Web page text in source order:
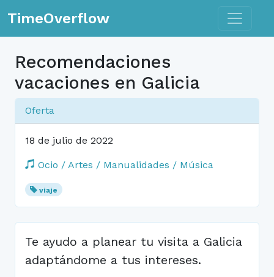
TimeOverflow Toggle
Recomendaciones
vacaciones en Galicia
Oferta
18 de julio de 2022
Ocio / Artes / Manualidades / Música
viaje
Te ayudo a planear tu visita a Galicia
adaptándome a tus intereses.